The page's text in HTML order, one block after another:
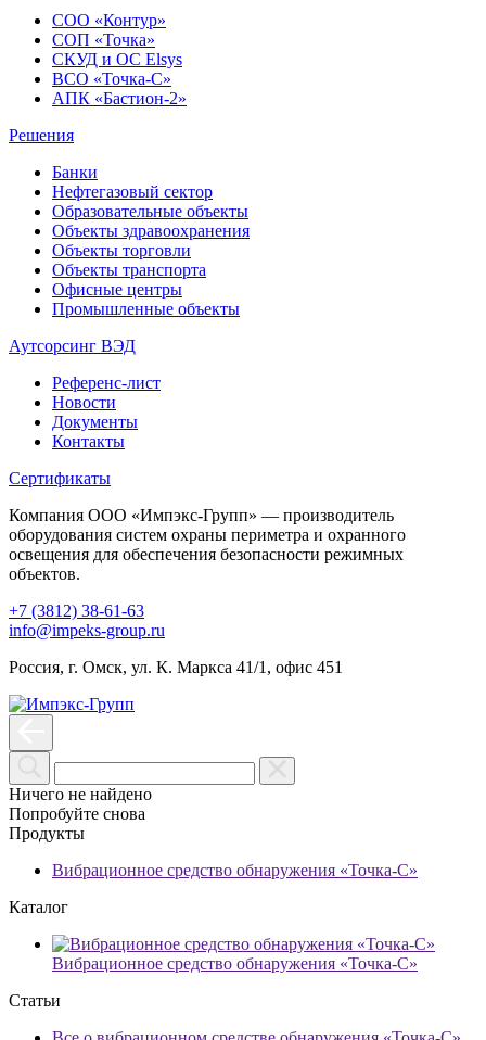
СОО «Контур»
СОП «Точка»
СКУД и ОС Elsys
ВСО «Точка-С»
АПК «Бастион-2»
Решения
Банки
Нефтегазовый сектор
Образовательные объекты
Объекты здравоохранения
Объекты торговли
Объекты транспорта
Офисные центры
Промышленные объекты
Аутсорсинг ВЭД
Референс-лист
Новости
Документы
Контакты
Сертификаты
Компания ООО «Импэкс-Групп» — производитель
оборудования систем охраны периметра и охранного
освещения для обеспечения безопасности режимных
объектов.
+7 (3812) 38-61-63
info@impeks-group.ru
Россия, г. Омск, ул. К. Маркса 41/1, офис 451
Ничего не найдено
Попробуйте снова
Продукты
Вибрационное средство обнаружения «Точка-С»
Каталог
Вибрационное средство обнаружения «Точка-С»
Статьи